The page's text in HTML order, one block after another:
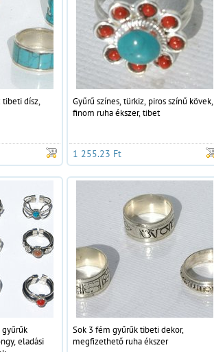
tibeti dísz,
Gyűrű színes, türkiz, piros színű kövek,
finom ruha ékszer, tibet
1 255.23 Ft
gyűrűk
eladási
Sok 3 fém gyűrűk tibeti dekor,
megfizethető ruha ékszer